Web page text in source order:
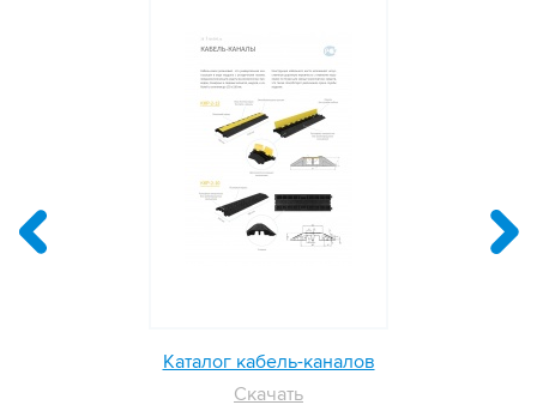
Каталог кабель-каналов
Скачать